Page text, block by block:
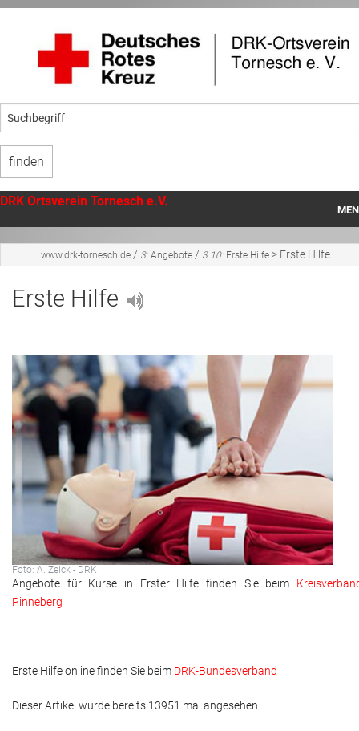
DRK Ortsverein Tornesch e.V.
Startseite
Adressen
Aktuelles
Kontakt
www.drk-tornesch.de / 3: Angebote / 3.10: Erste Hilfe > Erste Hilfe
Erste Hilfe
Foto: A. Zelck - DRK
Angebote für Kurse in Erster Hilfe finden Sie beim
Pinneberg
Erste Hilfeonlinefinden Sie beim DRK-Bundesverband
Dieser Artikel wurde bereits 13951 mal angesehen.